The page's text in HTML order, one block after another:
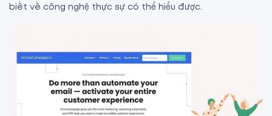
biết về công nghệ thực sự có thể hiểu được.